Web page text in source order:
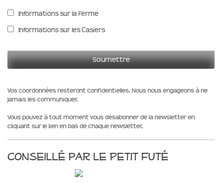
Informations sur la Ferme
Informations sur les Casiers
Vos coordonnées resteront confidentielles. Nous nous engageons à ne
jamais les communiquer.
Vous pouvez à tout moment vous désabonner de la newsletter en
cliquant sur le lien en bas de chaque newsletter.
Conseillé par le Petit Futé